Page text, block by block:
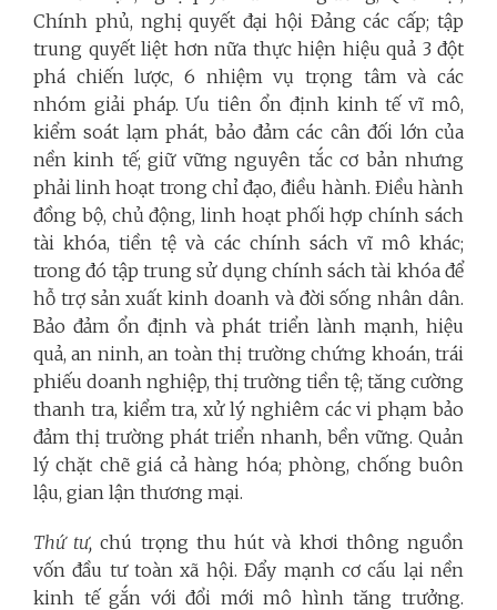
Chính phủ, nghị quyết đại hội Đảng các cấp; tập
trung quyết liệt hơn nữa thực hiện hiệu quả 3 đột
phá chiến lược, 6 nhiệm vụ trọng tâm và các
nhóm giải pháp. Ưu tiên ổn định kinh tế vĩ mô,
kiểm soát lạm phát, bảo đảm các cân đối lớn của
nền kinh tế; giữ vững nguyên tắc cơ bản nhưng
phải linh hoạt trong chỉ đạo, điều hành. Điều hành
đồng bộ, chủ động, linh hoạt phối hợp chính sách
tài khóa, tiền tệ và các chính sách vĩ mô khác;
trong đó tập trung sử dụng chính sách tài khóa để
hỗ trợ sản xuất kinh doanh và đời sống nhân dân.
Bảo đảm ổn định và phát triển lành mạnh, hiệu
quả, an ninh, an toàn thị trường chứng khoán, trái
phiếu doanh nghiệp, thị trường tiền tệ; tăng cường
thanh tra, kiểm tra, xử lý nghiêm các vi phạm bảo
đảm thị trường phát triển nhanh, bền vững. Quản
lý chặt chẽ giá cả hàng hóa; phòng, chống buôn
lậu, gian lận thương mại.
Thứ tư, chú trọng thu hút và khơi thông nguồn
vốn đầu tư toàn xã hội. Đẩy mạnh cơ cấu lại nền
kinh tế gắn với đổi mới mô hình tăng trưởng.